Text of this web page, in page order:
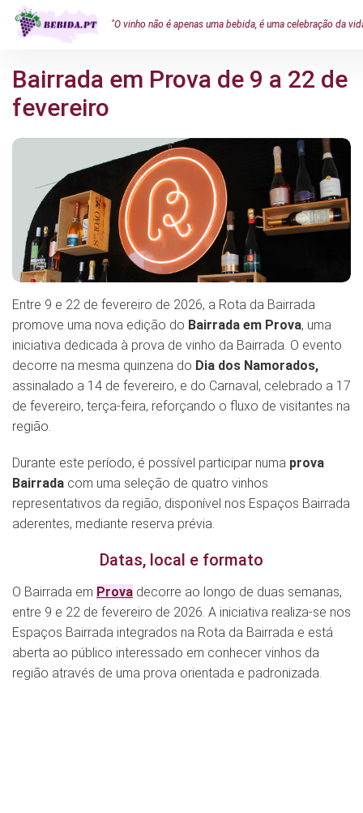
"O vinho não é apenas uma bebida, é uma celebração da
Bairrada em Prova de 9 a 22 de
fevereiro
Entre 9 e 22 de fevereiro de 2026, a Rota da Bairrada
promove uma nova edição do Bairrada em Prova, uma
iniciativa dedicada à prova de vinho da Bairrada. O evento
decorre na mesma quinzena do Dia dos Namorados,
assinalado a 14 de fevereiro, e do Carnaval, celebrado a 17
de fevereiro, terça-feira, reforçando o fluxo de visitantes na
região.
Durante este período, é possível participar numa prova
Bairrada com uma seleção de quatro vinhos
representativos da região, disponível nos Espaços Bairrada
aderentes, mediante reserva prévia.
Datas, local e formato
O Bairrada em Prova decorre ao longo de duas semanas,
entre 9 e 22 de fevereiro de 2026. A iniciativa realiza-se nos
Espaços Bairrada integrados na Rota da Bairrada e está
aberta ao público interessado em conhecer vinhos da
região através de uma prova orientada e padronizada.